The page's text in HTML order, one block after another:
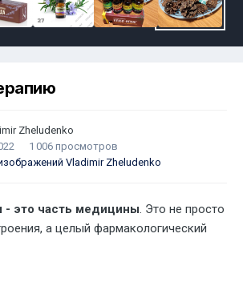
Zheludenko
1 006 просмотров
Vladimir Zheludenko
- это часть медицины. Это не просто
а целый фармакологический